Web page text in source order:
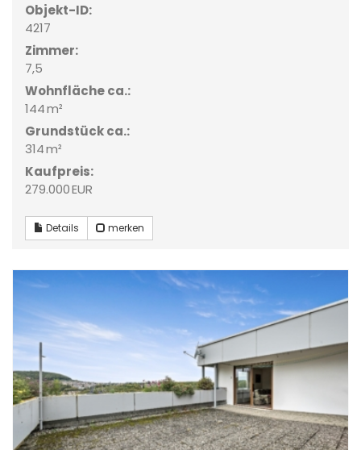
Objekt-ID:
4217
Zimmer:
7,5
Wohnfläche ca.:
144 m²
Grund­stück ca.:
314 m²
Kaufpreis:
279.000 EUR
Details merken